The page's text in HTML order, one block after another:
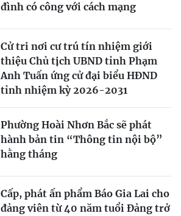
đình có công với cách mạng
Cử tri nơi cư trú tín nhiệm giới
thiệu Chủ tịch UBND tỉnh Phạm
Anh Tuấn ứng cử đại biểu HĐND
tỉnh nhiệm kỳ 2026-2031
Phường Hoài Nhơn Bắc sẽ phát
hành bản tin “Thông tin nội bộ”
hằng tháng
Cấp, phát ấn phẩm Báo Gia Lai cho
đảng viên từ 40 năm tuổi Đảng trở